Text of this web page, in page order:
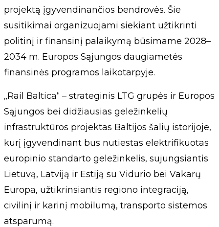
projektą įgyvendinančios bendrovės. Šie
susitikimai organizuojami siekiant užtikrinti
politinį ir finansinį palaikymą būsimame 2028–
2034 m. Europos Sąjungos daugiametės
finansinės programos laikotarpyje.
„Rail Baltica“ – strateginis LTG grupės ir Europos
Sąjungos bei didžiausias geležinkelių
infrastruktūros projektas Baltijos šalių istorijoje,
kurį įgyvendinant bus nutiestas elektrifikuotas
europinio standarto geležinkelis, sujungsiantis
Lietuvą, Latviją ir Estiją su Vidurio bei Vakarų
Europa, užtikrinsiantis regiono integraciją,
civilinį ir karinį mobilumą, transporto sistemos
atsparumą.